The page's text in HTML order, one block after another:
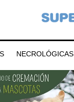
NECROLÓGICAS